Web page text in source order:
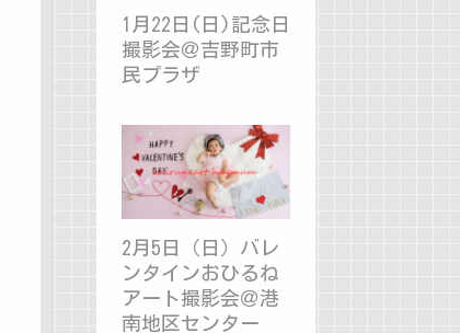
1月22日(日)記念日
撮影会＠吉野町市
民プラザ
2月5日（日）バレ
ンタインおひるね
アート撮影会＠港
南地区センター